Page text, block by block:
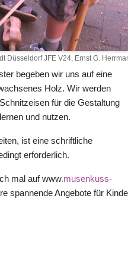
Düsseldorf JFE V24, Ernst G.
begeben wir uns auf eine
Holz. Wir werden
für die Gestaltung
und nutzen.
ist eine schriftliche
erforderlich.
mal auf www.musenkuss-
spannende Angebote für